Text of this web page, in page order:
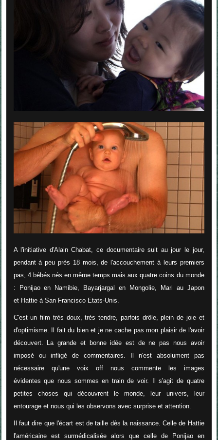
A l'initiative d'Alain Chabat, ce documentaire suit au jour le jour,
pendant à peu près 18 mois, de l'accouchement à leurs premiers
pas, 4 bébés nés en même temps mais aux quatre coins du monde
:
Ponijao en Namibie, Bayarjargal en Mongolie, Mari au Japon
et Hattie à San Francisco Etats-Unis.
C'est un film très doux, très tendre, parfois drôle, plein de joie et
d'optimisme. Il fait du bien et je ne cache pas mon plaisir de l'avoir
découvert. La grande et bonne idée est de ne pas nous avoir
imposé ou infligé de commentaires. Il n'est absolument pas
nécessaire qu'une voix off nous commente les images
évidentes que nous sommes en train de voir. Il s'agit de quatre
petites choses qui découvrent le monde, leur univers, leur
entourage et nous qui les observons avec surprise et attention.
Il faut dire que l'écart est de taille dès la naissance. Celle de Hattie
l'américaine est surmédicalisée alors que celle de Ponijao en